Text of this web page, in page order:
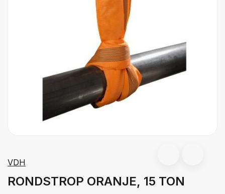
VDH
RONDSTROP ORANJE, 15 TON